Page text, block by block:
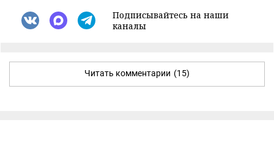
Подписывайтесь на наши
каналы
Читать комментарии (15)